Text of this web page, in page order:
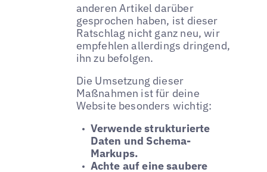
anderen Artikel darüber
gesprochen haben, ist dieser
Ratschlag nicht ganz neu, wir
empfehlen allerdings dringend,
ihn zu befolgen.
Die Umsetzung dieser
Maßnahmen ist für deine
Website besonders wichtig:
Verwende strukturierte
Daten und Schema-
Markups.
Achte auf eine saubere